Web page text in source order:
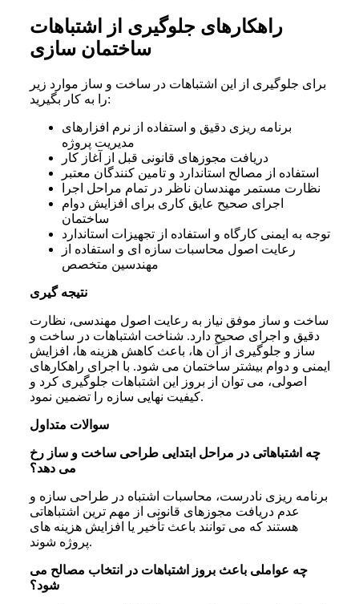
راهکارهای جلوگیری از اشتباهات
ساختمان سازی
برای جلوگیری از این اشتباهات در ساخت و ساز موارد زیر
را به کار بگیرید:
برنامه ریزی دقیق و استفاده از نرم افزارهای
مدیریت پروژه
دریافت مجوزهای قانونی قبل از آغاز کار
استفاده از مصالح استاندارد و تامین کنندگان معتبر
نظارت مستمر مهندسان ناظر در تمام مراحل اجرا
اجرای صحیح عایق کاری برای افزایش دوام
ساختمان
توجه به ایمنی کارگاه و استفاده از تجهیزات استاندارد
رعایت اصول محاسبات سازه ای و استفاده از
مهندسین متخصص
نتیجه گیری
ساخت و ساز موفق نیاز به رعایت اصول مهندسی، نظارت
دقیق و اجرای صحیح دارد. شناخت اشتباهات در ساخت و
ساز و جلوگیری از آن ها، باعث کاهش هزینه ها، افزایش
ایمنی و دوام بیشتر ساختمان می شود. با اجرای راهکارهای
اصولی، می توان از بروز این اشتباهات جلوگیری کرد و
کیفیت نهایی سازه را تضمین نمود.
سوالات متداول
چه اشتباهاتی در مراحل ابتدایی طراحی ساخت و ساز رخ
می دهد؟
برنامه ریزی نادرست، محاسبات اشتباه در طراحی سازه و
عدم دریافت مجوزهای قانونی از مهم ترین اشتباهاتی
هستند که می توانند باعث تأخیر یا افزایش هزینه های
پروژه شوند.
چه عواملی باعث بروز اشتباهات در انتخاب مصالح می
شود؟